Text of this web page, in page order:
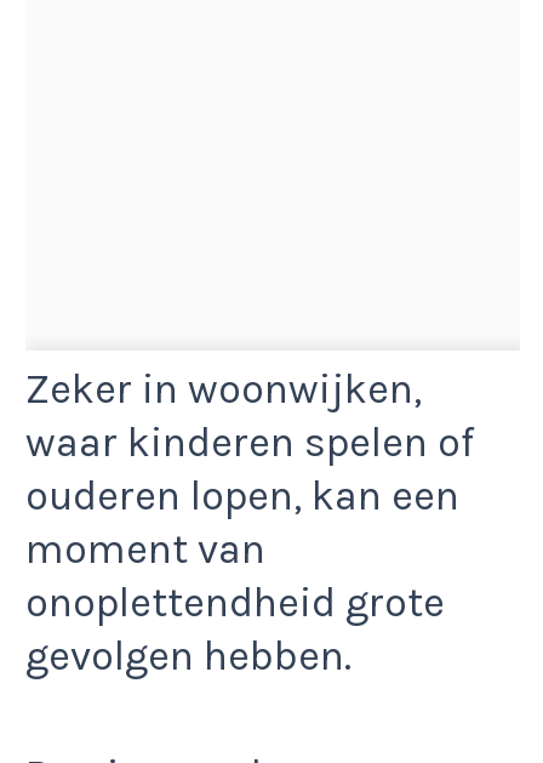
Zeker in woonwijken,
waar kinderen spelen of
ouderen lopen, kan een
moment van
onoplettendheid grote
gevolgen hebben.